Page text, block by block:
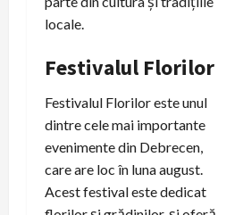
locale.
Festivalul Florilor
Festivalul Florilor este unul
dintre cele mai importante
evenimente din Debrecen,
care are loc în luna august.
Acest festival este dedicat